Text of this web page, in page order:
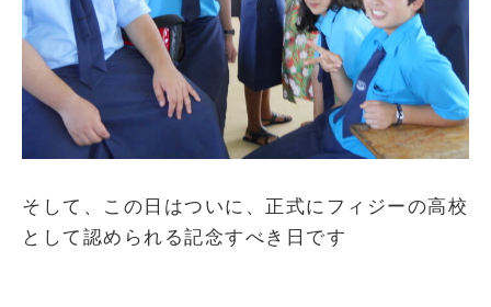
そして、この日はついに、正式にフィジーの高校
として認められる記念すべき日です